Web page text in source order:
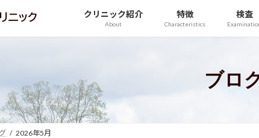
クリニック紹介
About
特徴
Characteristics
検査
ブロ
2026年5月